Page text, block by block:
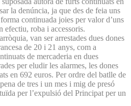
la denúncia, ja que des de feia uns
continuada joies per valor d’uns
efectiu, roba i accessoris.
van ser arrestades dues dones
de 20 i 21 anys, com a
de mercaderia en dues
per eludir les alarmes, les dones
en 692 euros. Per ordre del batlle de
de tres i un mes i mig de presó
per l’expulsió del Principat per un